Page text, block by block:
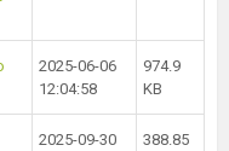
2025-06-06
12:04:58
974.9
KB
2025-09-30
388.85